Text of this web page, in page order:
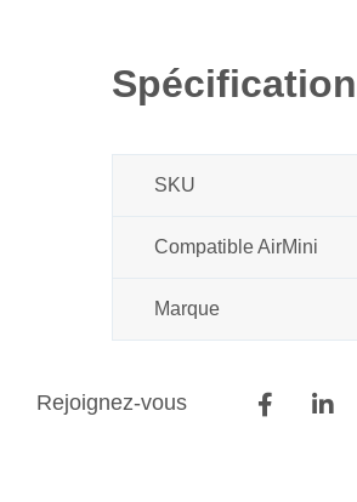
Galerie
SKU
Compatible AirMini
Marque
Rejoignez-vous